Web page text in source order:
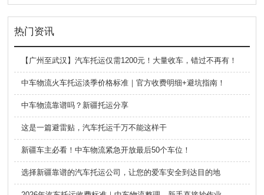
热门资讯
【广州至武汉】汽车托运仅需1200元！大量收车，错过不再有！
中车物流火车托运淡季价格标准｜官方收费明细+避坑指南！
中车物流靠谱吗？新疆托运分享
这是一篇避雷贴，汽车托运千万不能这样干
新疆车主必看！中车物流紧急开放最后50个车位！
选择新疆靠谱的汽车托运公司，让您的爱车安全到达目的地